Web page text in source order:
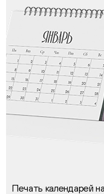
Печать календарей